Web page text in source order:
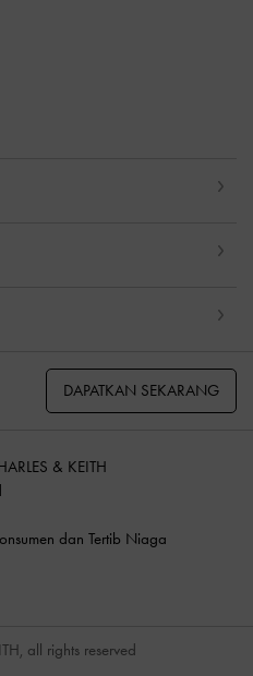
DAPATKAN SEKARANG
& KEITH
dan Tertib Niaga
all rights reserved